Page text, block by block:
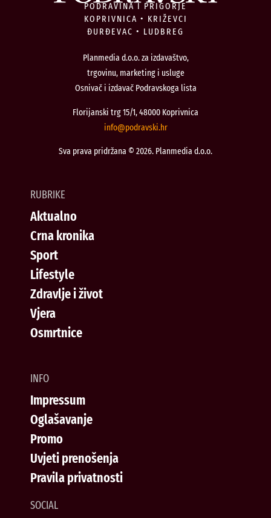
PODRAVINA I PRIGORJE
KOPRIVNICA • KRIŽEVCI
ĐURĐEVAC • LUDBREG
Planmedia d.o.o. za izdavaštvo,
trgovinu, marketing i usluge
Osnivač i izdavač Podravskoga lista
Florijanski trg 15/1, 48000 Koprivnica
rh.iksvardop
@ofni
Sva prava pridržana © 2026. Planmedia d.o.o.
RUBRIKE
Aktualno
Crna kronika
Sport
Lifestyle
Zdravlje i život
Vjera
Osmrtnice
INFO
Impressum
Oglašavanje
Promo
Uvjeti prenošenja
Pravila privatnosti
SOCIAL